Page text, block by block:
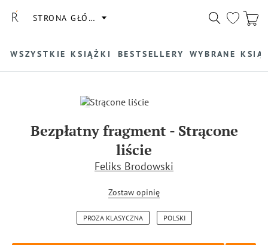
STRONA GŁÓWNA
WSZYSTKIE KSIĄŻKI BESTSELLERY WYBRANE
Bezpłatny fragment- Strącone
liście
Feliks Brodowski
Zostaw opinię
PROZA KLASYCZNA POLSKI